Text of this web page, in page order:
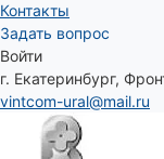
Контакты
Задать вопрос
Войти
г. Екатеринбург,
vintcom-ural@mail.ru